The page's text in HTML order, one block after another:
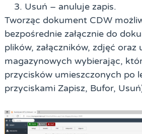
Usuń – anuluje zapis.
Tworząc dokument CDW
bezpośrednie załącznie do
plików, załączników, zdjęć oraz
magazynowych wybierając,
przycisków umieszczonych po
przyciskami Zapisz, Bufor,